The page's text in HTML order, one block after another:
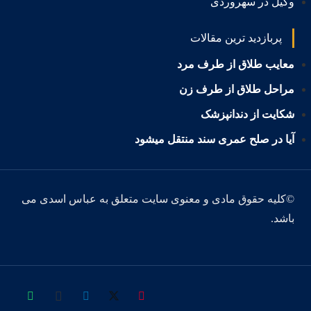
پربازدید ترین مقالات
معایب طلاق از طرف مرد
مراحل طلاق از طرف زن
شکایت از دندانپزشک
آیا در صلح عمری سند منتقل میشود
©کلیه حقوق مادی و معنوی سایت متعلق به عباس اسدی می
باشد.